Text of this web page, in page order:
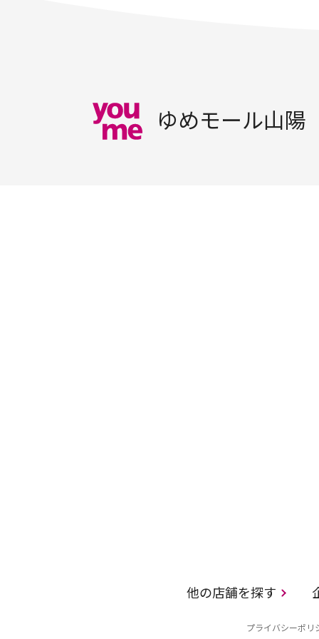
ゆめモール山陽
他の店舗を探す
プライバシーポリ